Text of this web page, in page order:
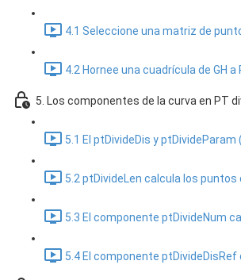
4.1 Seleccione una matriz de
4.2 Hornee una cuadrícula de GH
5. Los componentes de la curva en PT
5.1 El ptDivideDis y ptDivideParam
5.2 ptDivideLen calcula los
5.3 El componente ptDivideNum
5.4 El componente